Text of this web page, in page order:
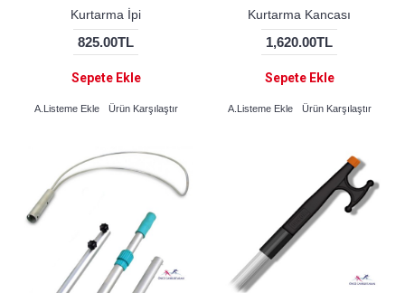
Kurtarma İpi
825.00TL
Sepete Ekle
A.Listeme Ekle Ürün Karşılaştır
Kurtarma Kancası
1,620.00TL
Sepete Ekle
A.Listeme Ekle Ürün Karşılaştır